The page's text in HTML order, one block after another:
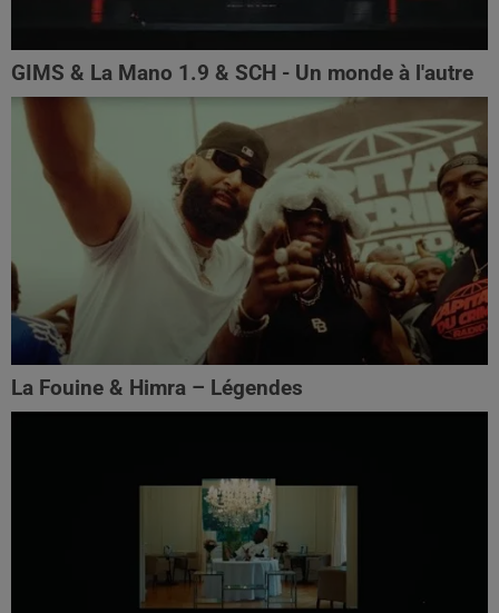
GIMS & La Mano 1.9 & SCH - Un monde à l'autre
La Fouine & Himra – Légendes